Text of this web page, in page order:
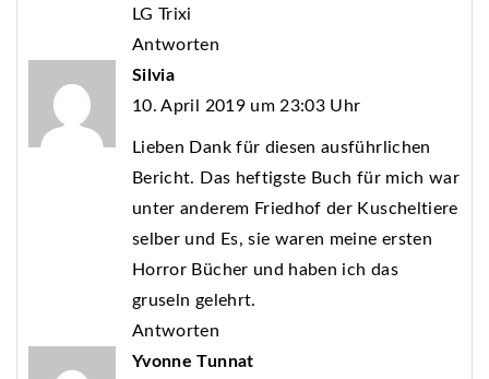
LG Trixi
Antworten
Silvia
10. April 2019 um 23:03 Uhr
Lieben Dank für diesen ausführlichen
Bericht. Das heftigste Buch für mich war
unter anderem Friedhof der Kuscheltiere
selber und Es, sie waren meine ersten
Horror Bücher und haben ich das
gruseln gelehrt.
Antworten
Yvonne Tunnat